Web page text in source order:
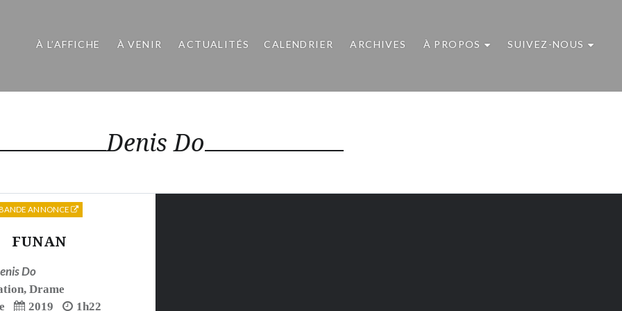
À L’AFFICHE À VENIR ACTUALITÉS CALENDRIER ARCHIVES À PROPOS SUIVEZ-NOUS
Denis Do
FUNAN
Do
,Drame
2019
1h22
ANNONCE